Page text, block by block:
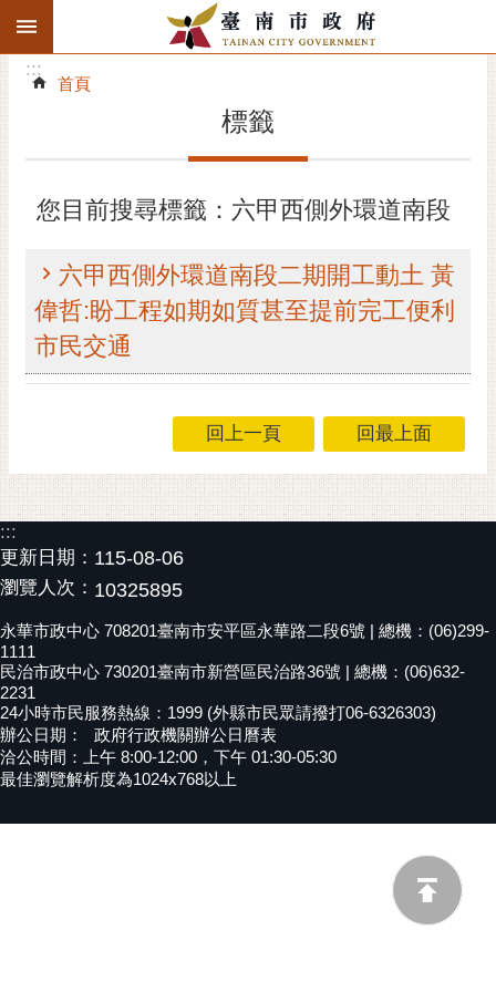
跳到主要內容區塊
搜
階
精彩府城
市府團隊
主題服務
黃
偉
哲
螢
光
花
泉
桐
花
祭
:::
:::
首頁
標籤
您目前搜尋標籤：六甲西側外環道南段
六甲西側外環道南段二期開工動土 黃
偉哲:盼工程如期如質甚至提前完工便利
市民交通
回上一頁 回最上面
:::
更新日期： 115-08-06
瀏覽人次： 10325895
永華市政中心 708201臺南市安平區永華路二段6號 | 總機：(06)299-
1111
民治市政中心 730201臺南市新營區民治路36號 | 總機：(06)632-
2231
24小時市民服務熱線：1999 (外縣市民眾請撥打06-6326303)
辦公日期：
政府行政機關辦公日曆表
洽公時間：上午 8:00-12:00，下午 01:30-05:30
最佳瀏覽解析度為1024x768以上